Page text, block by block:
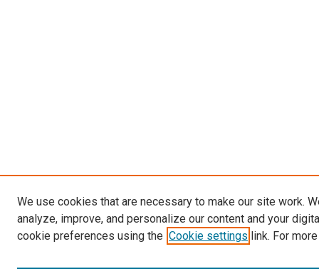
We use cookies that are necessary to make our site work.
analyze, improve, and personalize our content and your
cookie preferences using the Cookie settings link. For